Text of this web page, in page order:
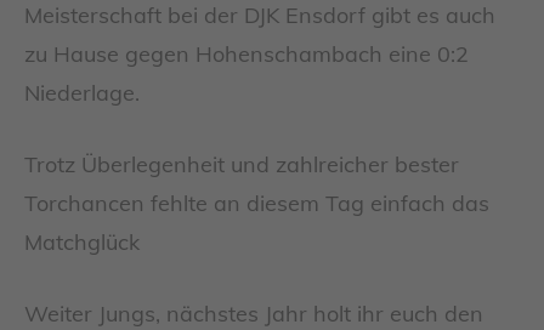
Meisterschaft bei der DJK Ensdorf gibt es auch
zu Hause gegen Hohenschambach eine 0:2
Niederlage.
Trotz Überlegenheit und zahlreicher bester
Torchancen fehlte an diesem Tag einfach das
Matchglück
Weiter Jungs, nächstes Jahr holt ihr euch den